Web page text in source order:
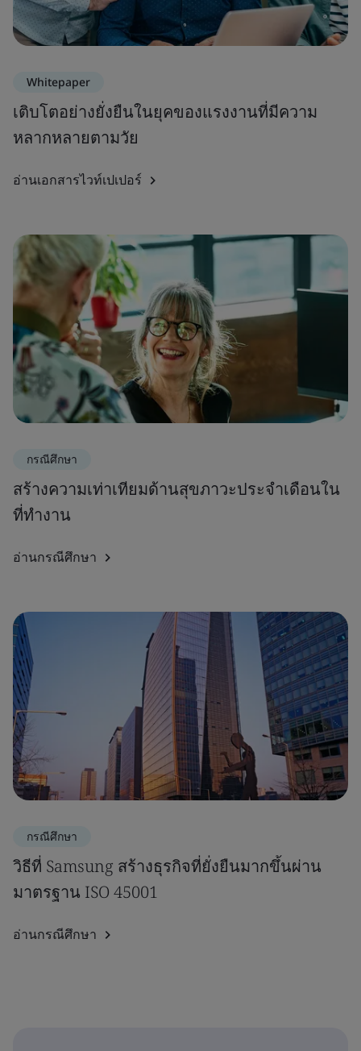
Whitepaper
เติบโตอย่างยั่งยืนในยุคของแรงงานที่มีความ
หลากหลายตามวัย
อ่านเอกสารไวท์เปเปอร์
กรณีศึกษา
สร้างความเท่าเทียมด้านสุขภาวะประจำเดือนใน
ที่ทำงาน
อ่านกรณีศึกษา
กรณีศึกษา
วิธีที่ Samsung สร้างธุรกิจที่ยั่งยืนมากขึ้นผ่าน
มาตรฐาน ISO 45001
อ่านกรณีศึกษา